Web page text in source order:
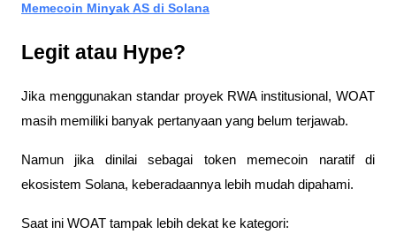
Memecoin Minyak AS di Solana
Legit atau Hype?
Jika menggunakan standar proyek RWA institusional, WOAT
masih memiliki banyak pertanyaan yang belum terjawab.
Namun jika dinilai sebagai token memecoin naratif di
ekosistem Solana, keberadaannya lebih mudah dipahami.
Saat ini WOAT tampak lebih dekat ke kategori: